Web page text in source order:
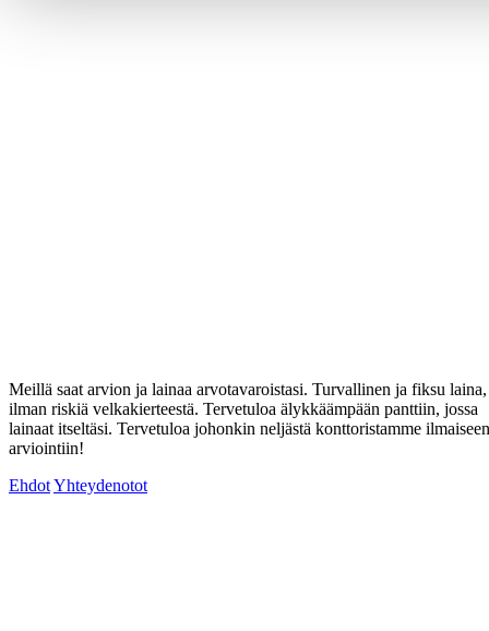
Meillä saat arvion ja lainaa arvotavaroistasi. Turvallinen ja fiksu laina,
ilman riskiä velkakierteestä. Tervetuloa älykkäämpään panttiin, jossa
lainaat itseltäsi. Tervetuloa johonkin neljästä konttoristamme ilmaiseen
arviointiin!
EhdotYhteydenotot